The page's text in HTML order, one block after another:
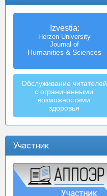
Izvestia:
Herzen University
Journal of
Humanities & Sciences
Обслуживание читателей
с ограниченными
возможностями
здоровья
Участник